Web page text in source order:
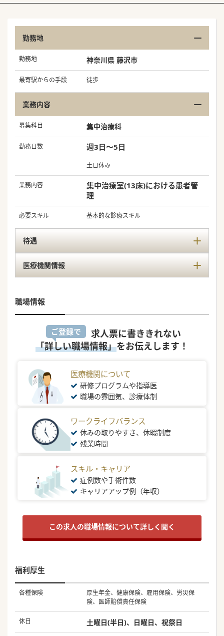
勤務地
勤務地 神奈川県 藤沢市
最寄駅からの手段 徒歩
業務内容
募集科目 集中治療科
勤務日数 週3日～5日
土日休み
業務内容
集中治療室(13床)における患者管
理
必要スキル 基本的な診療スキル
待遇
医療機関情報
職場情報
ご登録で
求人票に書ききれない
「詳しい職場情報」をお伝えします！
医療機関について
研修プログラムや指導医
職場の雰囲気、診療体制
ワークライフバランス
休みの取りやすさ、休暇制度
残業時間
スキル・キャリア
症例数や手術件数
キャリアアップ例（年収）
この求人の職場情報について詳しく聞く
福利厚生
各種保険
厚生年金、健康保険、雇用保険、労災保
険、医師賠償責任保険
休日 土曜日(半日)、日曜日、祝祭日